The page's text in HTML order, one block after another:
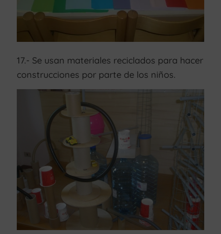
17.- Se usan materiales reciclados para hacer
construcciones por parte de los niños.